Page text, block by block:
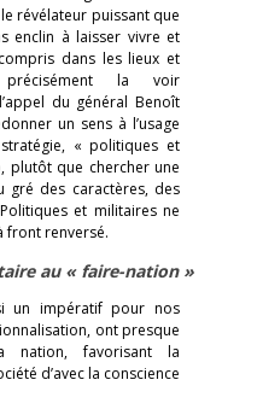
révélateur puissant que
enclin à laisser vivre et
dans les lieux et
la voir
du général Benoît
un sens à l’usage
« politiques et
plutôt que chercher une
gré des caractères, des
et militaires ne
front renversé.
au « faire-nation »
un impératif pour nos
ont presque
nation, favorisant la
d’avec la conscience